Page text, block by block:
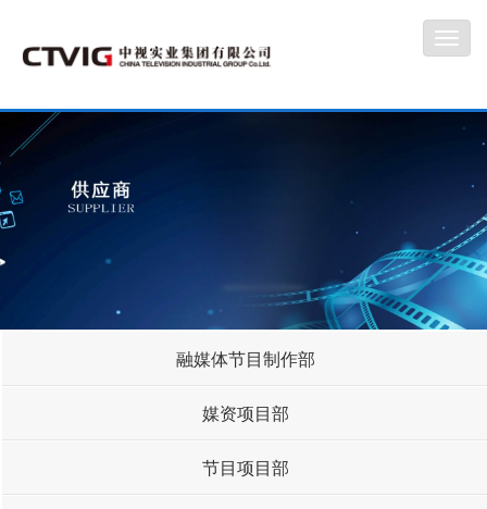
融媒体节目制作部
媒资项目部
节目项目部